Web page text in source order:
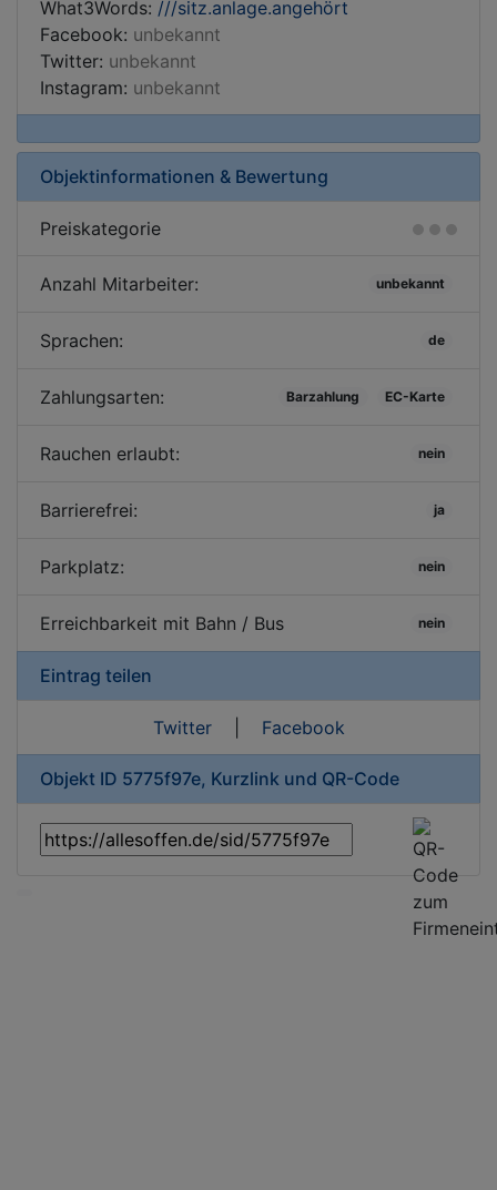
What3Words: ///sitz.anlage.angehört
Facebook: unbekannt
Twitter: unbekannt
Instagram: unbekannt
Objektinformationen & Bewertung
Preiskategorie
Anzahl Mitarbeiter: unbekannt
Sprachen: de
Zahlungsarten: Barzahlung EC-Karte
Rauchen erlaubt: nein
Barrierefrei: ja
Parkplatz: nein
Erreichbarkeit mit Bahn / Bus nein
Eintrag teilen
Twitter| Facebook
Objekt ID 5775f97e, Kurzlink und QR-Code